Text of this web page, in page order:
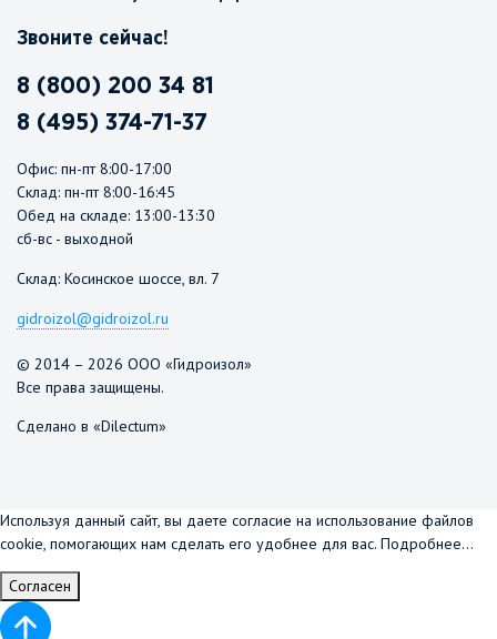
Звоните сейчас!
8 (800) 200 34 81
8 (495) 374-71-37
Офис: пн-пт 8:00-17:00
Склад: пн-пт 8:00-16:45
Обед на складе: 13:00-13:30
сб-вс - выходной
Склад: Косинское шоссе, вл. 7
gidroizol@gidroizol.ru
© 2014 – 2026 ООО «Гидроизол»
Все права защищены.
Сделано в «Dilectum»
Используя данный сайт, вы даете согласие на использование файлов
cookie, помогающих нам сделать его удобнее для вас. Подробнее...
Согласен